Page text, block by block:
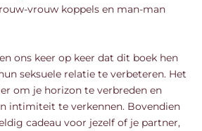
vrouw koppels en man-man
ons keer op keer dat dit boek hen
seksuele relatie te verbeteren. Het
om je horizon te verbreden en
intimiteit te verkennen. Bovendien
cadeau voor jezelf of je partner,